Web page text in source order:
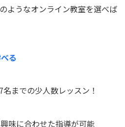
ようなオンライン教室を選べば
る
までの少人数レッスン！
味に合わせた指導が可能